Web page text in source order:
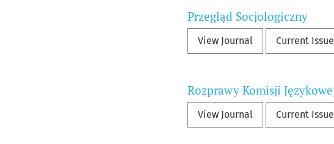
Przegląd Socjologiczny
View Journal Current Issue
Rozprawy Komisji
View Journal Current Issue